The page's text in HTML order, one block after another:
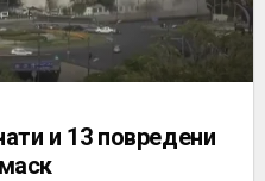
и 13 повредени